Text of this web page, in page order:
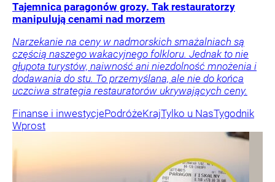
Tajemnica paragonów grozy. Tak restauratorzy
manipulują cenami nad morzem
Narzekanie na ceny w nadmorskich smażalniach są
częścią naszego wakacyjnego folkloru. Jednak to nie
głupota turystów, naiwność ani niezdolność mnożenia i
dodawania do stu. To przemyślana, ale nie do końca
uczciwa strategia restauratorów ukrywających ceny.
Finanse i inwestycjePodróżeKrajTylko u NasTygodnik
Wprost